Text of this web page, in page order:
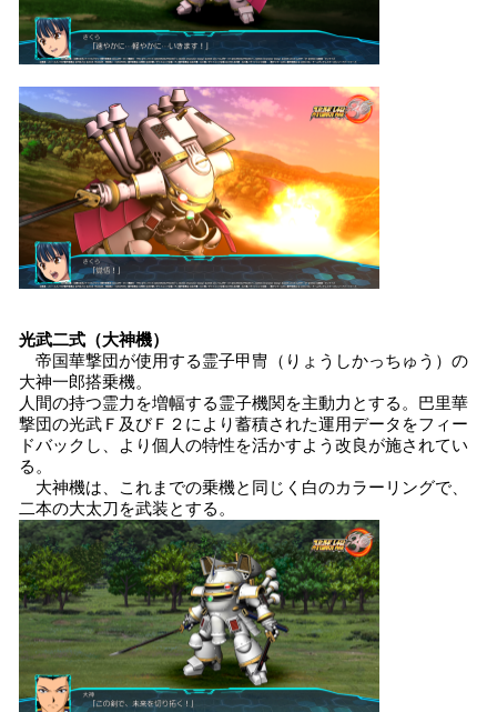
光武二式（大神機）
帝国華撃団が使用する霊子甲冑（りょうしかっちゅう）の
大神一郎搭乗機。
人間の持つ霊力を増幅する霊子機関を主動力とする。巴里華
撃団の光武Ｆ及びＦ２により蓄積された運用データをフィー
ドバックし、より個人の特性を活かすよう改良が施されてい
る。
大神機は、これまでの乗機と同じく白のカラーリングで、
二本の大太刀を武装とする。